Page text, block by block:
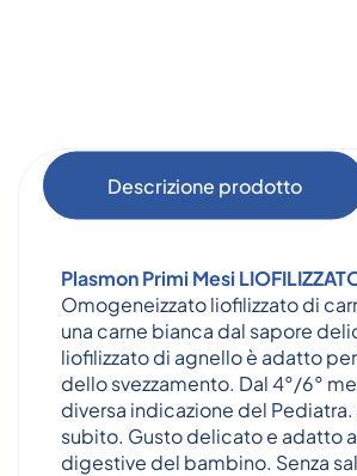
Descrizione prodotto
Plasmon Primi Mesi
Omogeneizzato liofilizzato di
una carne bianca dal sapore
liofilizzato di agnello è adatto
dello svezzamento. Dal 4°/6°
diversa indicazione del
subito. Gusto delicato e adatto
digestive del bambino. Senza